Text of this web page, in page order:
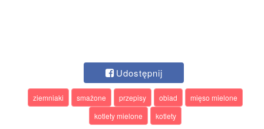
Udostępnij
ziemniaki smażone przepisy obiad
mięso mielone
kotlety mielone
kotlety